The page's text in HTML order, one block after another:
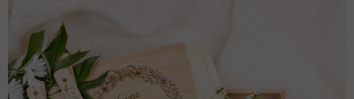
5
HVĚZDIČEK.